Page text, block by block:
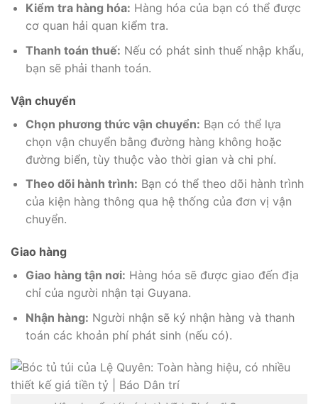
Kiểm tra hàng hóa: Hàng hóa của bạn có thể được
cơ quan hải quan kiểm tra.
Thanh toán thuế: Nếu có phát sinh thuế nhập khẩu,
bạn sẽ phải thanh toán.
Vận chuyển
Chọn phương thức vận chuyển: Bạn có thể lựa
chọn vận chuyển bằng đường hàng không hoặc
đường biển, tùy thuộc vào thời gian và chi phí.
Theo dõi hành trình: Bạn có thể theo dõi hành trình
của kiện hàng thông qua hệ thống của đơn vị vận
chuyển.
Giao hàng
Giao hàng tận nơi: Hàng hóa sẽ được giao đến địa
chỉ của người nhận tại Guyana.
Nhận hàng: Người nhận sẽ ký nhận hàng và thanh
toán các khoản phí phát sinh (nếu có).